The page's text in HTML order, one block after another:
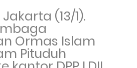
(13/1).
Ormas Islam
Pituduh